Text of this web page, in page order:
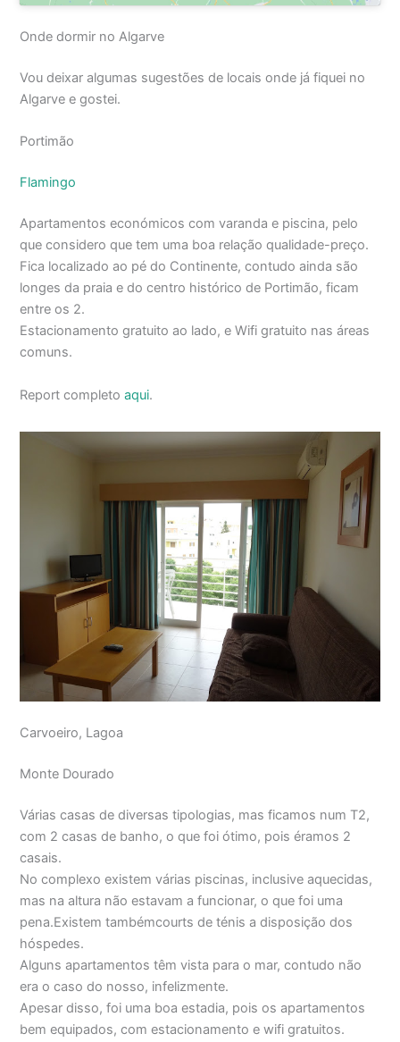
Onde dormir no Algarve
Vou deixar algumas sugestões de locais onde já fiquei no
Algarve e gostei.
Portimão
Flamingo
Apartamentos económicos com varanda e piscina, pelo
que considero que tem uma boa relação qualidade-preço.
Fica localizado ao pé do Continente, contudo ainda são
longes da praia e do centro histórico de Portimão, ficam
entre os 2.
Estacionamento gratuito ao lado, e Wifi gratuito nas áreas
comuns.
Report completoaqui.
Carvoeiro, Lagoa
Monte Dourado
Várias casas de diversas tipologias, mas ficamos num T2,
com 2 casas de banho, o que foi ótimo, pois éramos 2
casais.
No complexo existem várias piscinas, inclusive aquecidas,
mas na altura não estavam a funcionar, o que foi uma
pena.Existem tambémcourts de ténis a disposição dos
hóspedes.
Alguns apartamentos têm vista para o mar, contudo não
era o caso do nosso, infelizmente.
Apesar disso, foi uma boa estadia, pois os apartamentos
bem equipados, com estacionamento e wifi gratuitos.